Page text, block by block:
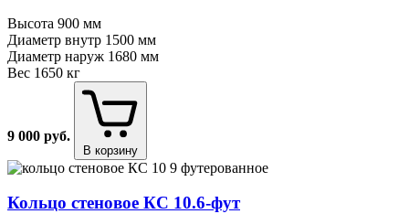
Высота 900 мм
Диаметр внутр 1500 мм
Диаметр наруж 1680 мм
Вес 1650 кг
9 000 руб.
В корзину
Кольцо стеновое КС 10.6⁠-⁠фут